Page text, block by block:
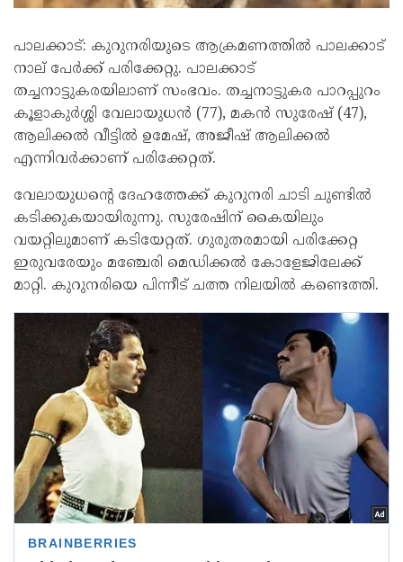
പാലക്കാട്: കുറുനരിയുടെ ആക്രമണത്തിൽ പാലക്കാട്
നാല് പേർക്ക് പരിക്കേറ്റു. പാലക്കാട്
തച്ചനാട്ടുകരയിലാണ് സംഭവം. തച്ചനാട്ടുകര പാറപ്പുറം
കൂളാകുർശ്ശി വേലായുധൻ (77), മകൻ സുരേഷ് (47),
ആലിക്കൽ വീട്ടിൽ ഉമേഷ്, അജീഷ് ആലിക്കൽ
എന്നിവർക്കാണ് പരിക്കേറ്റത്.
വേലായുധന്റെ ദേഹത്തേക്ക് കുറുനരി ചാടി ചുണ്ടിൽ
കടിക്കുകയായിരുന്നു. സുരേഷിന് കൈയിലും
വയറ്റിലുമാണ് കടിയേറ്റത്. ഗുരുതരമായി പരിക്കേറ്റ
ഇരുവരേയും മഞ്ചേരി മെഡിക്കൽ കോളേജിലേക്ക്
മാറ്റി. കുറുനരിയെ പിന്നീട് ചത്ത നിലയിൽ കണ്ടെത്തി.